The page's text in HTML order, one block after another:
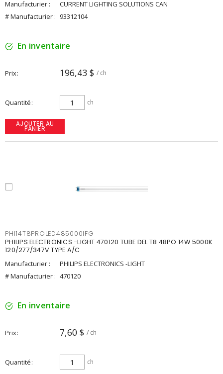
Manufacturier :
CURRENT LIGHTING SOLUTIONS CAN
# Manufacturier : 93312104
En inventaire
Prix 196,43 $ / ch
Quantité ch
AJOUTER AU
PANIER
PHI14T8PROLED485000IFG
PHILIPS ELECTRONICS -LIGHT 470120 TUBE DEL T8 48PO 14W 5000K
120/277/347V TYPE A/C
Manufacturier :
PHILIPS ELECTRONICS -LIGHT
# Manufacturier : 470120
En inventaire
Prix 7,60 $ / ch
Quantité ch